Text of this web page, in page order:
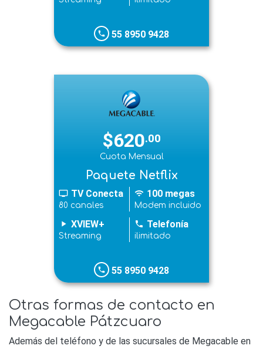
phone 55 8950 9428
$620.00
Cuota Mensual
Paquete Netflix
tv TV Conecta
80 canales
wifi 100 megas
Modem incluido
play_arrow XVIEW+
Streaming
phone Telefonía
ilimitado
phone 55 8950 9428
Otras formas de contacto en
Megacable Pátzcuaro
Además del teléfono y de las sucursales de Megacable en